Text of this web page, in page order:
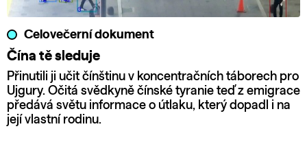
Celovečerní dokument
Čína tě sleduje
Přinutili ji učit čínštinu v koncentračních táborech pro
Ujgury. Očitá svědkyně čínské tyranie teď z emigrace
předává světu informace o útlaku, který dopadl i na
její vlastní rodinu.